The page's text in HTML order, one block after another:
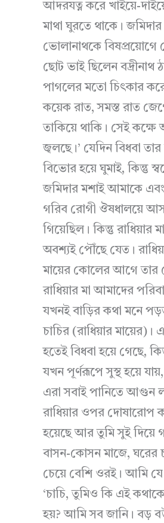
আদরযত্ন করে খাইয়ে-
মাথা ঘুরতে থাকে।
ভোলানাথকে বিষপ্রয়োগে
ছোট ভাই ছিলেন বদ্রীনাথ
পাগলের মতো চিৎকার
কয়েক রাত, সমস্ত রাত
তাকিয়ে থাকি। সেই
জ্বলছে।’ যেদিন বিধবা
বিভোর হয়ে ঘুমাই, কিন্তু
জমিদার মশাই আমাকে
গরিব রোগী ঔষধালয়ে
গিয়েছিল। কিন্তু রাধিয়ার
অবশ্যই পৌঁছে যেত।
মায়ের কোলের আগে তার
রাধিয়ার মা আমাদের
যখনই বাড়ির কথা মনে
চাচির (রাধিয়ার মায়ের)।
হতেই বিধবা হয়ে গেছে,
যখন পূর্ণরূপে সুস্থ হয়ে
এরা সবাই পানিতে আগুন
রাধিয়ার ওপর দোষারোপ
হয়েছে আর তুমি সুই দিয়ে
বাসন-কোসন মাজে, ঘরের
চেয়ে বেশি ওরই। আমি যে
‘চাচি, তুমিও কি এই
হয়? আমি সব জানি। বড়